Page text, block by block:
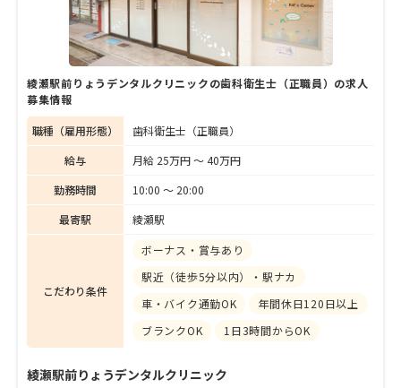
綾瀬駅前りょうデンタルクリニックの歯科衛生士（正職員）の求人
募集情報
職種（雇用形態）
歯科衛生士（正職員）
給与
月給 25万円 〜 40万円
勤務時間
10:00 〜 20:00
最寄駅
綾瀬駅
こだわり条件
ボーナス・賞与あり
駅近（徒歩5分以内）・駅ナカ
車・バイク通勤OK
年間休日120日以上
ブランクOK
1日3時間からOK
綾瀬駅前りょうデンタルクリニック